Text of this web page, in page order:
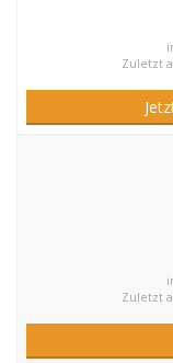
Zuletzt
Zuletzt